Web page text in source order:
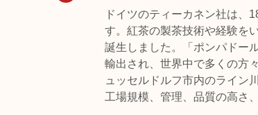
ドイツのティーカネン社は、
す。紅茶の製茶技術や経験を
誕生しました。「ポンパドー
輸出され、世界中で多くの方
ュッセルドルフ市内のライン
工場規模、管理、品質の高さ